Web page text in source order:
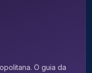
O guia da